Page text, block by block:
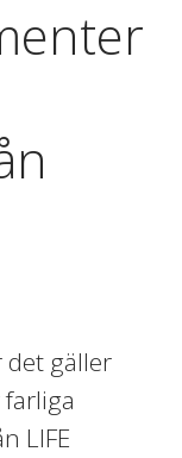
gäller
LIFE